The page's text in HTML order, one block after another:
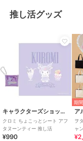
推し活グッズ
キャラクターズショップ ラフラフ
クロミ ちょこっとシート アフ
タヌーンティー 推し活
¥990
期
ア
ヲ
ャ
ー